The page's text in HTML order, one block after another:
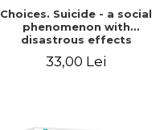
Choices. Suicide - a social
phenomenon with
disastrous effects
33,00 Lei